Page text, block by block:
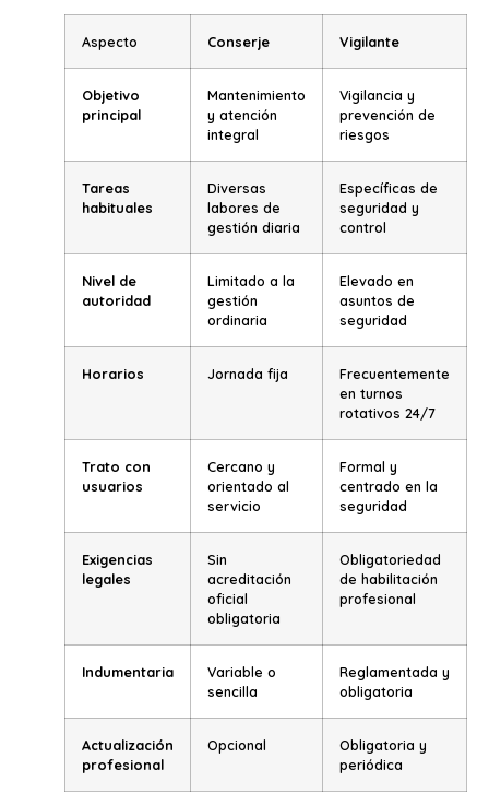
Aspecto Conserje Vigilante
Objetivo
principal
Mantenimiento
y atención
integral
Vigilancia y
prevención de
riesgos
Tareas
habituales
Diversas
labores de
gestión diaria
Específicas de
seguridad y
control
Nivel de
autoridad
Limitado a la
gestión
ordinaria
Elevado en
asuntos de
seguridad
Horarios Jornada fija
Frecuentemente
en turnos
rotativos 24/7
Trato con
usuarios
Cercano y
orientado al
servicio
Formal y
centrado en la
seguridad
Exigencias
legales
Sin
acreditación
oficial
obligatoria
Obligatoriedad
de habilitación
profesional
Indumentaria
Variable o
sencilla
Reglamentada y
obligatoria
Actualización
profesional
Opcional
Obligatoria y
periódica